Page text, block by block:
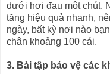
dưới hơi đau một chút.
tăng hiệu quả nhanh,
ngày, bất kỳ nơi nào
chân khoảng 100 cái.
3. Bài tập bảo vệ các